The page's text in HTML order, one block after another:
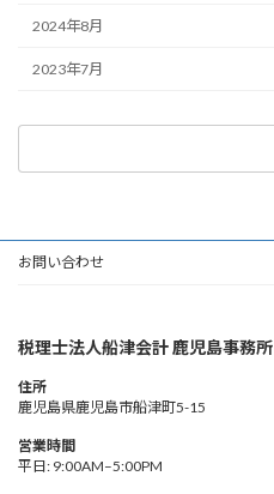
2024年8月
2023年7月
お問い合わせ
税理士法人船津会計 鹿児島事務所
住所
鹿児島県鹿児島市船津町5-15
営業時間
平日: 9:00AM–5:00PM